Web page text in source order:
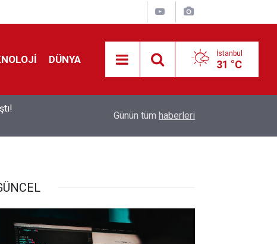
DÜNYA İstanbul
31 °C
Feridun Düzağaç sahnelere ara verdi: ''En az
Günün tüm haberleri